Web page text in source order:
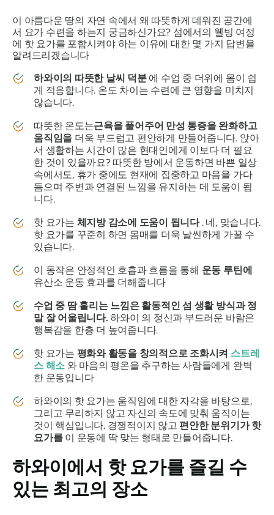
이 아름다운 땅의 자연 속에서 왜 따뜻하게 데워진 공간에
서 요가 수련을 하는지 궁금하신가요? 섬에서의 웰빙 여정
에 핫 요가를 포함시켜야 하는 이유에 대한 몇 가지 답변을
알려드리겠습니다
하와이의 따뜻한 날씨 덕분에 수업 중 더위에 몸이 쉽
게 적응합니다. 온도 차이는 수련에 큰 영향을 미치지
않습니다.
따뜻한 온도는근육을 풀어주어 만성 통증을 완화하고
움직임을 더욱 부드럽고 편안하게 만들어줍니다. 앉아
서 생활하는 시간이 많은 현대인에게 이보다 더 필요
한 것이 있을까요? 따뜻한 방에서 운동하면 바쁜 일상
속에서도, 휴가 중에도 현재에 집중하고 마음을 가다
듬으며 주변과 연결된 느낌을 유지하는 데 도움이 됩
니다.
핫 요가는 체지방 감소에 도움이 됩니다. 네, 맞습니다.
핫 요가를 꾸준히 하면 몸매를 더욱 날씬하게 가꿀 수
있습니다.
이 동작은 안정적인 호흡과 흐름을 통해 운동 루틴에
유산소 운동 효과를 더해줍니다
수업 중 땀 흘리는 느낌은 활동적인 섬 생활 방식과 정
말 잘 어울립니다.하와이 의 정신과 부드러운 바람은
행복감을 한층 더 높여줍니다.
핫 요가는 평화와 활동을 창의적으로 조화시켜 스트레
스 해소 와 마음의 평온을 추구하는 사람들에게 완벽
한 운동입니다
하와이의 핫 요가는 움직임에 대한 자각을 바탕으로,
그리고 무리하지 않고 자신의 속도에 맞춰 움직이는
것이 핵심입니다. 경쟁적이지 않고 편안한 분위기가 핫
요가를 이 운동에 딱 맞는 형태로 만들어줍니다.
하와이에서 핫 요가를 즐길 수
있는 최고의 장소